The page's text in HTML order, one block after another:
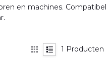
en machines.
1 Producten